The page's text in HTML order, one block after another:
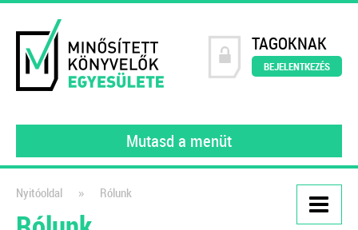
TAGOKNAK
BEJELENTKEZÉS
Mutasd a menüt
Nyitóoldal » Rólunk